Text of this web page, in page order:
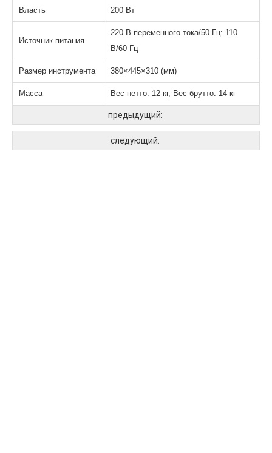
Власть 200 Вт
Источник питания
220 В переменного тока/50 Гц: 110
В/60 Гц
Размер инструмента 380×445×310 (мм)
Масса Вес нетто: 12 кг, Вес брутто: 14 кг
предыдущий:
следующий: